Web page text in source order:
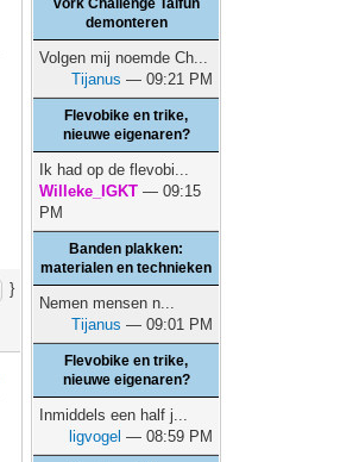
}
vork Challenge Taifun
demonteren
Volgen mij noemde Ch...
Tijanus — 09:21 PM
Flevobike en trike,
nieuwe eigenaren?
Ik had op de flevobi...
Willeke_IGKT — 09:15
PM
Banden plakken:
materialen en technieken
Nemen mensen n...
Tijanus — 09:01 PM
Flevobike en trike,
nieuwe eigenaren?
Inmiddels een half j...
ligvogel — 08:59 PM